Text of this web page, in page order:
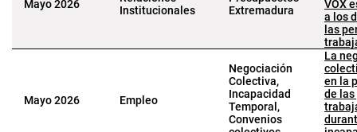
Mayo 2026
Institucionales
Extremadura
VOX
a los
las
Mayo 2026 Empleo
Negociación
Colectiva,
Incapacidad
Temporal,
Convenios
La
en la
de las